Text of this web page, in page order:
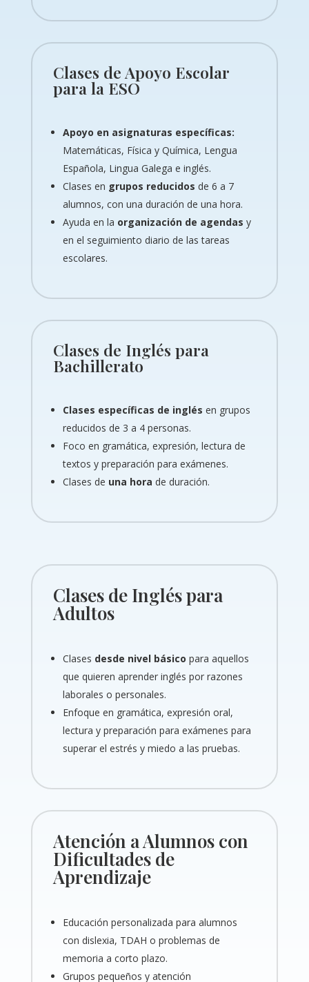
Clases de Apoyo Escolar
para la ESO
Apoyo en asignaturas específicas:
Matemáticas, Física y Química, Lengua
Española, Lingua Galega e inglés.
Clases en grupos reducidos de 6 a 7
alumnos, con una duración de una hora.
Ayuda en la organización de agendas y
en el seguimiento diario de las tareas
escolares.
Clases de Inglés para
Bachillerato
Clases específicas de inglés en grupos
reducidos de 3 a 4 personas.
Foco en gramática, expresión, lectura de
textos y preparación para exámenes.
Clases de una hora de duración.
Clases de Inglés para
Adultos
Clases desde nivel básico para aquellos
que quieren aprender inglés por razones
laborales o personales.
Enfoque en gramática, expresión oral,
lectura y preparación para exámenes para
superar el estrés y miedo a las pruebas.
Atención a Alumnos con
Dificultades de
Aprendizaje
Educación personalizada para alumnos
con dislexia, TDAH o problemas de
memoria a corto plazo.
Grupos pequeños y atención